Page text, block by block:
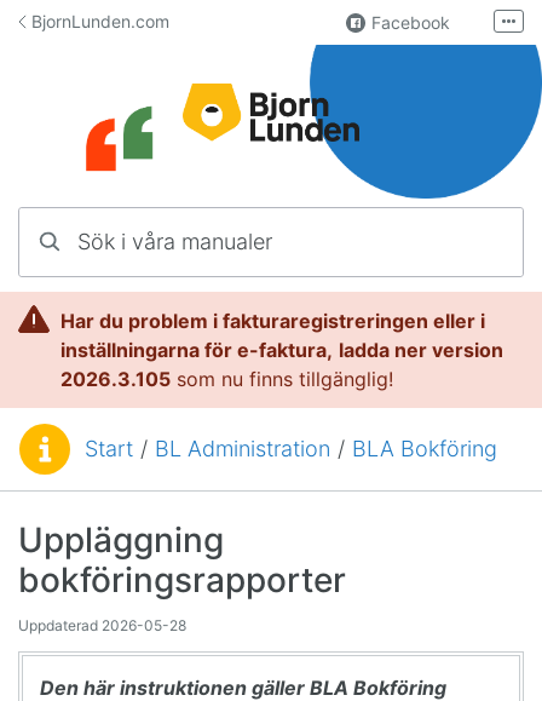
Hoppa till innehåll
BjornLunden.com Facebook
Användargrupp
Kontakta oss
Fler
Har du problem i fakturaregistreringen eller i
inställningarna för e-faktura, ladda ner version
2026.3.105 som nu finns tillgänglig!
Du är här:Start / BL Administration / BLA Bokföring
Uppläggning
bokföringsrapporter
Uppdaterad 2026-05-28
Den här instruktionen gäller BLA Bokföring